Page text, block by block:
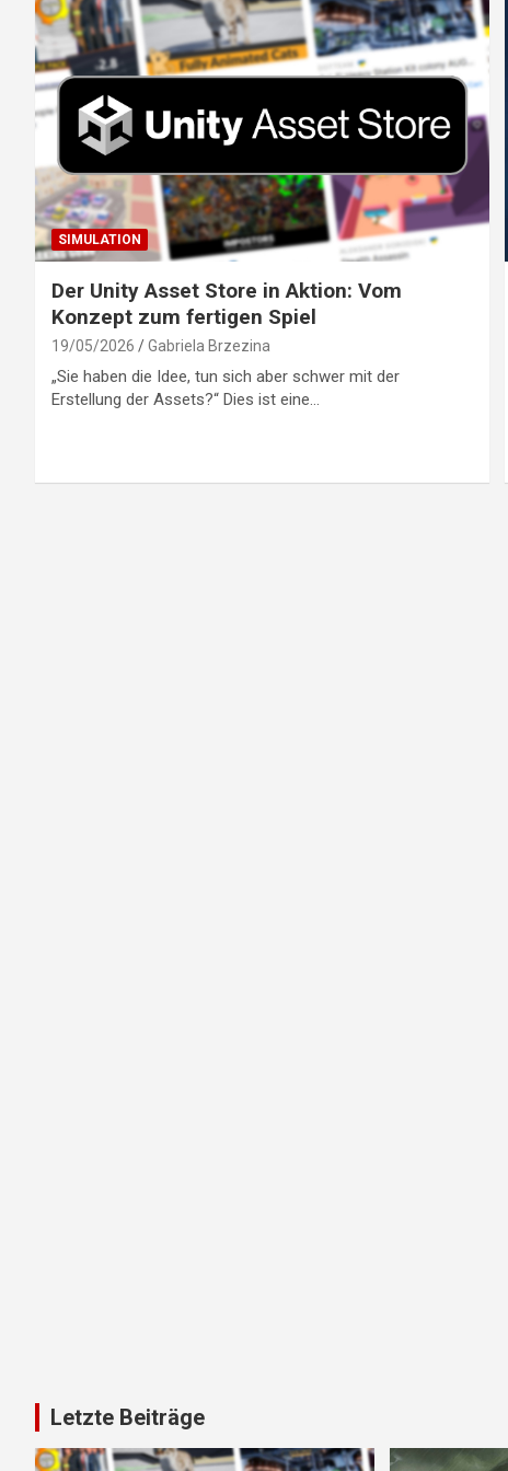
SIMULATION
Der Unity Asset Store in Aktion: Vom
Konzept zum fertigen Spiel
19/05/2026 Gabriela Brzezina
„Sie haben die Idee, tun sich aber schwer mit der
Erstellung der Assets?“ Dies ist eine…
Letzte Beiträge